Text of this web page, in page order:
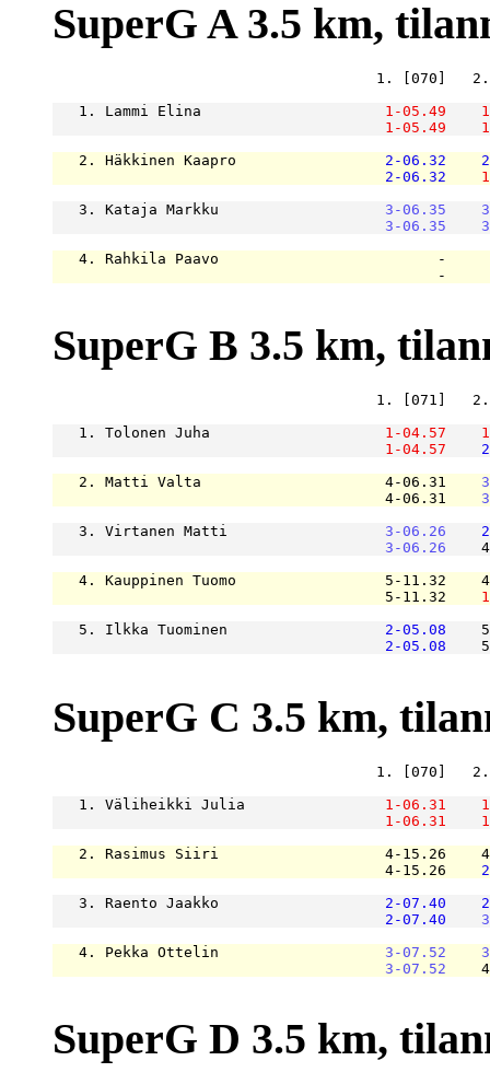
SuperG A 3.5 km,
1. [070]
   1. Lammi Elina
1-05.49
1-05.49
   2. Häkkinen Kaapro
2-06.32
2-06.32
   3. Kataja Markku
3-06.35
3-06.35
4. Rahkila Paavo                         -
-
SuperG B 3.5 km,
1. [071]
   1. Tolonen Juha
1-04.57
1-04.57
   2. Matti Valta                     4-06.31
                                      4-06.31
   3. Virtanen Matti
3-06.26
3-06.26
4. Kauppinen Tuomo                 5-11.32
                                      5-11.32
   5. Ilkka Tuominen
2-05.08
2-05.08
SuperG C 3.5 km,
1. [070]
   1. Väliheikki Julia
1-06.31
1-06.31
2. Rasimus Siiri                   4-15.26
                                      4-15.26
   3. Raento Jaakko
2-07.40
2-07.40
   4. Pekka Ottelin
3-07.52
3-07.52
SuperG D 3.5 km,